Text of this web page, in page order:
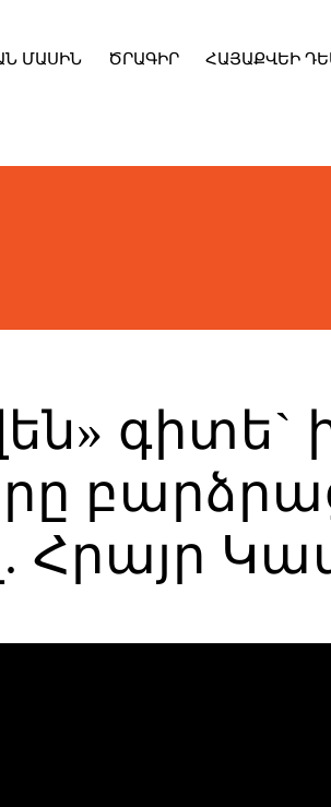
ՄԱՍԻՆ ԾՐԱԳԻՐ ՀԱՅԱՔՎԵԻ
գիտե`
Հրայր